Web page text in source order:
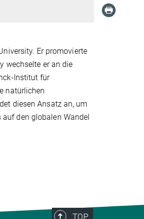
Er promovierte
wechselte er an die
Institut für
natürlichen
diesen Ansatz an, um
den globalen Wandel
TOP